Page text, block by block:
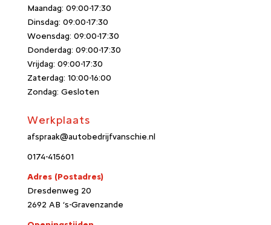
Maandag: 09:00-17:30
Dinsdag: 09:00-17:30
Woensdag: 09:00-17:30
Donderdag: 09:00-17:30
Vrijdag: 09:00-17:30
Zaterdag: 10:00-16:00
Zondag: Gesloten
Werkplaats
afspraak@autobedrijfvanschie.nl
0174-415601
Adres (Postadres)
Dresdenweg 20
2692 AB ‘s-Gravenzande